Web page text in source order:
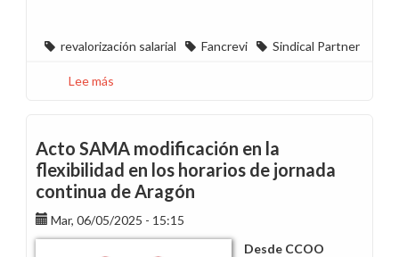
revalorización salarial Fancrevi Sindical Partner
Lee más
más
endeudamiento…
¡Gracias
por
tanto!
Acto SAMA modificación en la
flexibilidad en los horarios de jornada
continua de Aragón
Mar, 06/05/2025 - 15:15
Desde CCOO